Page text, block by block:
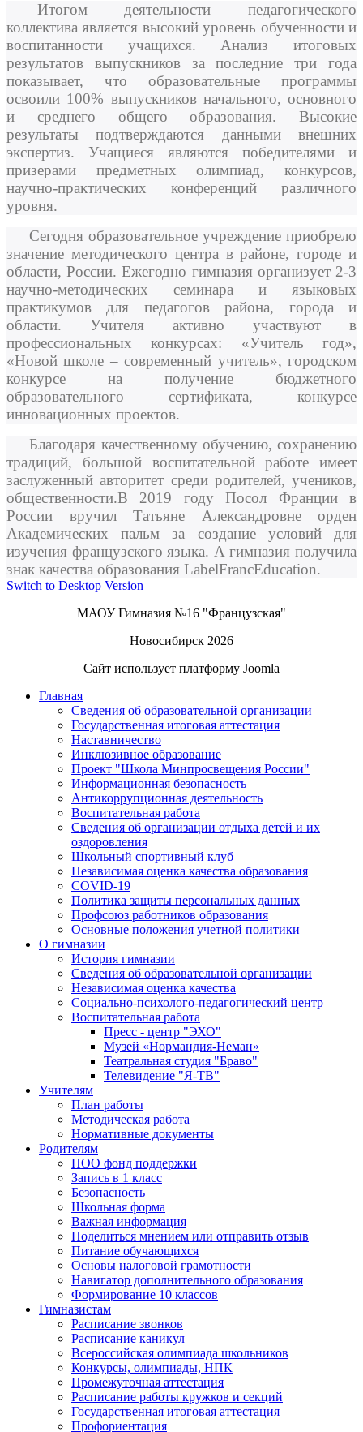
Итогом деятельности педагогического
коллектива является высокий уровень обученности и
воспитанности учащихся. Анализ итоговых
результатов выпускников за последние три года
показывает, что образовательные программы
освоили 100% выпускников начального, основного
и среднего общего образования. Высокие
результаты подтверждаются данными внешних
экспертиз. Учащиеся являются победителями и
призерами предметных олимпиад, конкурсов,
научно-практических конференций различного
уровня.
Сегодня образовательное учреждение приобрело
значение методического центра в районе, городе и
области, России. Ежегодно гимназия организует 2-3
научно-методических семинара и языковых
практикумов для педагогов района, города и
области. Учителя активно участвуют в
профессиональных конкурсах: «Учитель год»,
«Новой школе – современный учитель», городском
конкурсе на получение бюджетного
образовательного сертификата, конкурсе
инновационных проектов.
Благодаря качественному обучению, сохранению
традиций, большой воспитательной работе имеет
заслуженный авторитет среди родителей, учеников,
общественности.В 2019 году Посол Франции в
России вручил Татьяне Александровне орден
Академических пальм за создание условий для
изучения французского языка. А гимназия получила
знак качества образования LabelFrancEducation.
Switch to Desktop Version
МАОУ Гимназия №16 "Французская"
Новосибирск 2026
Сайт использует платформу Joomla
Главная
Сведения об образовательной организации
Государственная итоговая аттестация
Наставничество
Инклюзивное образование
Проект "Школа Минпросвещения России"
Информационная безопасность
Антикоррупционная деятельность
Воспитательная работа
Сведения об организации отдыха детей и их
оздоровления
Школьный спортивный клуб
Независимая оценка качества образования
COVID-19
Политика защиты персональных данных
Профсоюз работников образования
Основные положения учетной политики
О гимназии
История гимназии
Сведения об образовательной организации
Независимая оценка качества
Социально-психолого-педагогический центр
Воспитательная работа
Пресс - центр "ЭХО"
Музей «Нормандия-Неман»
Театральная студия "Браво"
Телевидение "Я-ТВ"
Учителям
План работы
Методическая работа
Нормативные документы
Родителям
НОО фонд поддержки
Запись в 1 класс
Безопасность
Школьная форма
Важная информация
Поделиться мнением или отправить отзыв
Питание обучающихся
Основы налоговой грамотности
Навигатор дополнительного образования
Формирование 10 классов
Гимназистам
Расписание звонков
Расписание каникул
Всероссийская олимпиада школьников
Конкурсы, олимпиады, НПК
Промежуточная аттестация
Расписание работы кружков и секций
Государственная итоговая аттестация
Профориентация